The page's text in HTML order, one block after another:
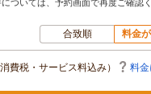
ついては、予約画面で再度ご確認く
合致順 料金
費税・サービス料込み） 料